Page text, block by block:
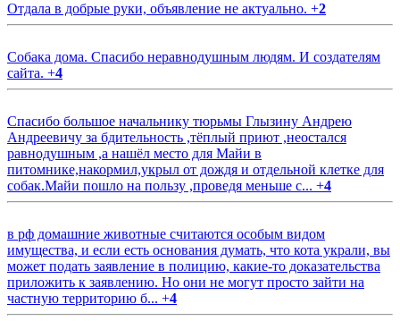
Отдала в добрые руки, объявление не актуально. +2
Собака дома. Спасибо неравнодушным людям. И создателям
сайта. +4
Спасибо большое начальнику тюрьмы Глызину Андрею
Андреевичу за бдительность ,тёплый приют ,неостался
равнодушным ,а нашёл место для Майи в
питомнике,накормил,укрыл от дождя и отдельной клетке для
собак.Майи пошло на пользу ,проведя меньше с... +4
в рф домашние животные считаются особым видом
имущества, и если есть основания думать, что кота украли, вы
может подать заявление в полицию, какие-то доказательства
приложить к заявлению. Но они не могут просто зайти на
частную территорию б... +4